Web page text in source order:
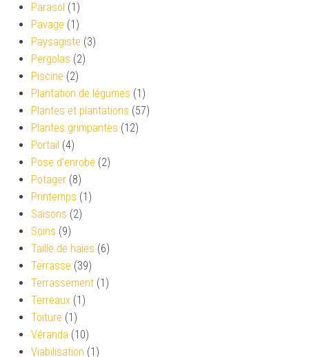
Parasol (1)
Pavage (1)
Paysagiste (3)
Pergolas (2)
Piscine (2)
Plantation de légumes (1)
Plantes et plantations (57)
Plantes grimpantes (12)
Portail (4)
Pose d'enrobé (2)
Potager (8)
Printemps (1)
Saisons (2)
Soins (9)
Taille de haies (6)
Terrasse (39)
Terrassement (1)
Terreaux (1)
Toiture (1)
Véranda (10)
Viabilisation (1)